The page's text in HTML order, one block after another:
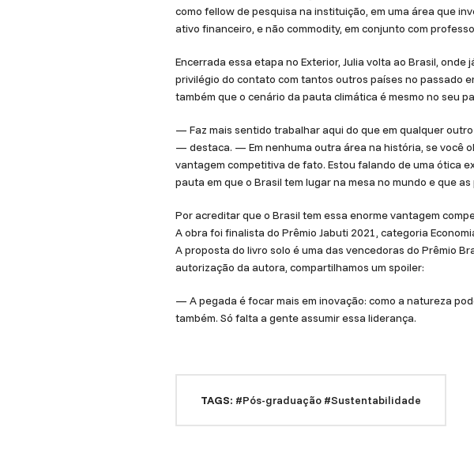
como fellow de pesquisa na instituição, em uma área que
ativo financeiro, e não commodity, em conjunto com
Encerrada essa etapa no Exterior, Julia volta ao Brasil,
privilégio do contato com tantos outros países no passado
também que o cenário da pauta climática é mesmo no seu
— Faz mais sentido trabalhar aqui do que em qualquer
— destaca. — Em nenhuma outra área na história, se você
vantagem competitiva de fato. Estou falando de uma ótica
pauta em que o Brasil tem lugar na mesa no mundo e que
Por acreditar que o Brasil tem essa enorme vantagem
A obra foi finalista do Prêmio Jabuti 2021, categoria
A proposta do livro solo é uma das vencedoras do Prêmio
autorização da autora, compartilhamos um spoiler:
— A pegada é focar mais em inovação: como a natureza
também. Só falta a gente assumir essa liderança.
TAGS: #Pós-graduação #Sustentabilidade